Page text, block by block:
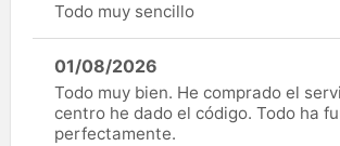
Todo muy sencillo
01/08/2026
Todo muy bien. He comprado el
centro he dado el código. Todo ha
perfectamente.